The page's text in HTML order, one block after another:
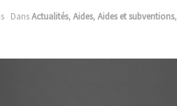
DansActualités, Aides, Aides et subventions,